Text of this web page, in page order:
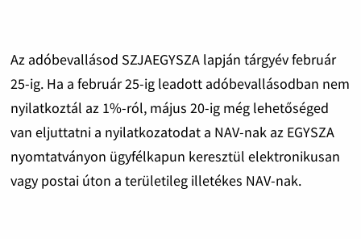
Az adóbevallásod SZJAEGYSZA lapján tárgyév február
25-ig. Ha a február 25-ig leadott adóbevallásodban nem
nyilatkoztál az 1%-ról, május 20-ig még lehetőséged
van eljuttatni a nyilatkozatodat a NAV-nak az EGYSZA
nyomtatványon ügyfélkapun keresztül elektronikusan
vagy postai úton a területileg illetékes NAV-nak.